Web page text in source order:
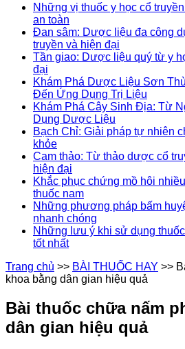
Những vị thuốc y học cổ
an toàn
Đan sâm: Dược liệu đa công
truyền và hiện đại
Tần giao: Dược liệu quý từ y
đại
Khám Phá Dược Liệu Sơn
Đến Ứng Dụng Trị Liệu
Khám Phá Cây Sinh Địa: Từ
Dụng Dược Liệu
Bạch Chỉ: Giải pháp tự nhiên
khỏe
Cam thảo: Từ thảo dược cổ
hiện đại
Khắc phục chứng mồ hôi
thuốc nam
Những phương pháp bấm
nhanh chóng
Những lưu ý khi sử dụng
tốt nhất
Trang chủ >> BÀI THUỐC HAY >>
khoa bằng dân gian hiệu quả
Bài thuốc chữa nấm
dân gian hiệu quả